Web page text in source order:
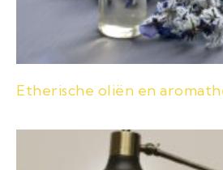
Etherische oliën en